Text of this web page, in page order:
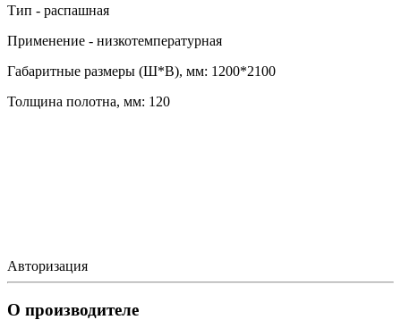
Тип - распашная
Применение - низкотемпературная
Габаритные размеры (Ш*В), мм: 1200*2100
Толщина полотна, мм: 120
Авторизация
О производителе